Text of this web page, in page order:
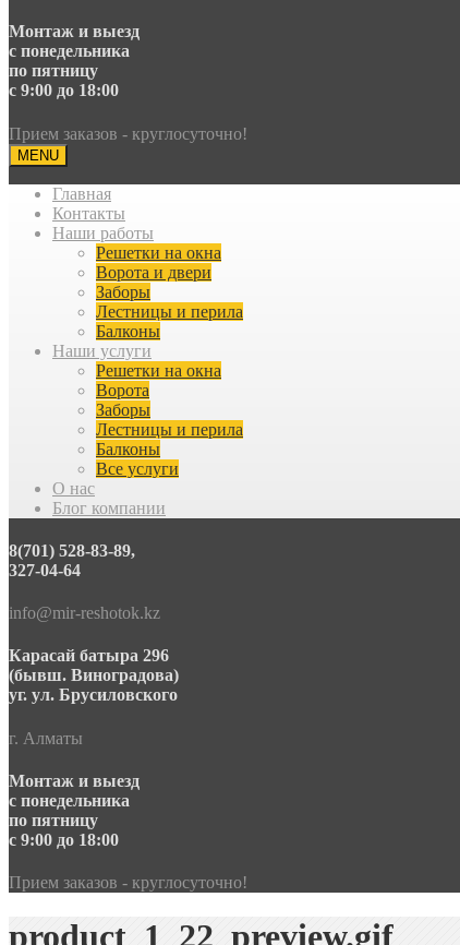
Монтаж и выезд
с понедельника
по пятницу
с 9:00 до 18:00
Прием заказов - круглосуточно!
MENU
Главная
Контакты
Наши работы
Решетки на окна
Ворота и двери
Заборы
Лестницы и перила
Балконы
Наши услуги
Решетки на окна
Ворота
Заборы
Лестницы и перила
Балконы
Все услуги
О нас
Блог компании
8(701) 528-83-89,
327-04-64
info@mir-reshotok.kz
Карасай батыра 296
(бывш. Виноградова)
уг. ул. Брусиловского
г. Алматы
Монтаж и выезд
с понедельника
по пятницу
с 9:00 до 18:00
Прием заказов - круглосуточно!
product_1_22_preview.gif